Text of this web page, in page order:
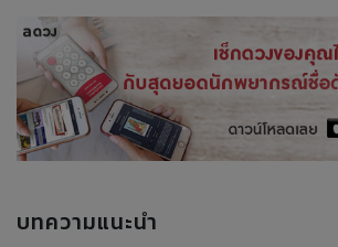
บทความแนะนำ